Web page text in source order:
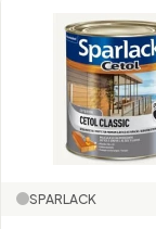
SPARLACK